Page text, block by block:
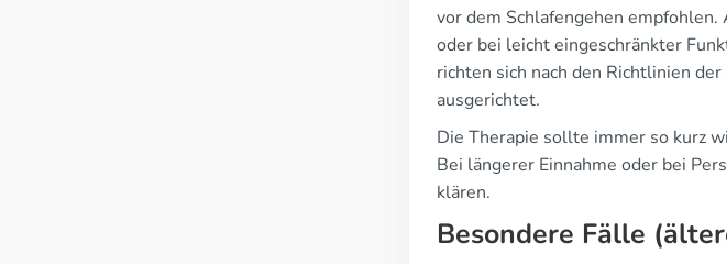
vor dem Schlafengehen
oder bei leicht eingeschränkter
richten sich nach den Richtlinien
ausgerichtet.
Die Therapie sollte immer so kurz
Bei längerer Einnahme oder bei
klären.
Besondere Fälle